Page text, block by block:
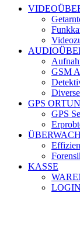
GSM
GPS
GPS
KASSE
LOGIN